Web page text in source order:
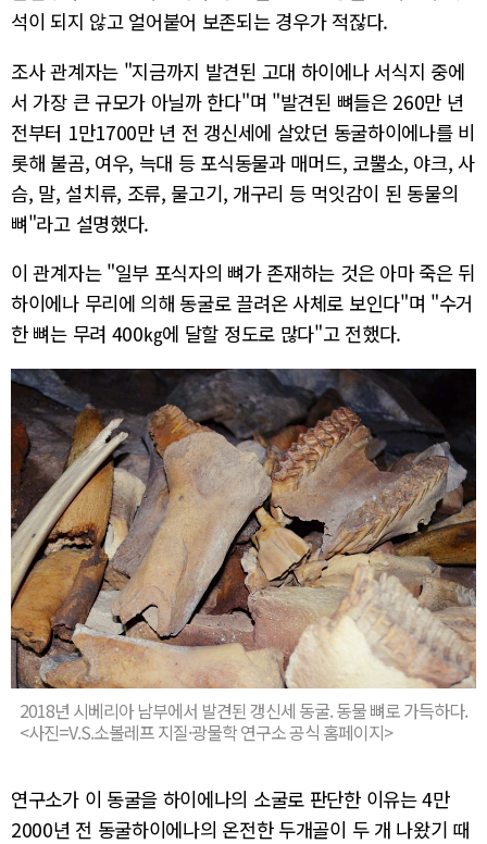
석이 되지 않고 얼어붙어 보존되는 경우가 적잖다.
조사 관계자는 "지금까지 발견된 고대 하이에나 서식지 중에
서 가장 큰 규모가 아닐까 한다"며 "발견된 뼈들은 260만 년
전부터 1만1700만 년 전 갱신세에 살았던 동굴하이에나를 비
롯해 불곰, 여우, 늑대 등 포식동물과 매머드, 코뿔소, 야크, 사
슴, 말, 설치류, 조류, 물고기, 개구리 등 먹잇감이 된 동물의
뼈"라고 설명했다.
이 관계자는 "일부 포식자의 뼈가 존재하는 것은 아마 죽은 뒤
하이에나 무리에 의해 동굴로 끌려온 사체로 보인다"며 "수거
한 뼈는 무려 400㎏에 달할 정도로 많다"고 전했다.
2018년 시베리아 남부에서 발견된 갱신세 동굴. 동물 뼈로 가득하다.
<사진=V.S.소볼레프 지질·광물학 연구소 공식 홈페이지>
연구소가 이 동굴을 하이에나의 소굴로 판단한 이유는 4만
2000년 전 동굴하이에나의 온전한 두개골이 두 개 나왔기 때